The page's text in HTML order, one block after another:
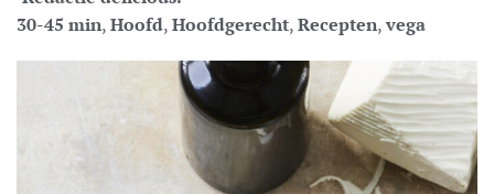
30-45 min,Hoofd,Hoofdgerecht,Recepten,vega